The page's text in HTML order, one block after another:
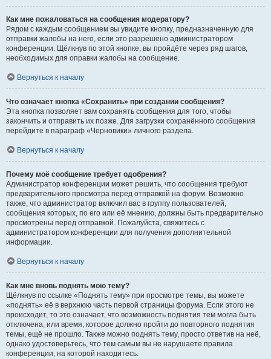
Как мне пожаловаться на сообщения модератору?
Рядом с каждым сообщением вы увидите кнопку, предназначенную для
отправки жалобы на него, если это разрешено администратором
конференции. Щёлкнув по этой кнопке, вы пройдёте через ряд шагов,
необходимых для оправки жалобы на сообщение.
Вернуться к началу
Что означает кнопка «Сохранить» при создании сообщения?
Эта кнопка позволяет вам сохранять сообщения для того, чтобы
закончить и отправить их позже. Для загрузки сохранённого сообщения
перейдите в параграф «Черновики» личного раздела.
Вернуться к началу
Почему моё сообщение требует одобрения?
Администратор конференции может решить, что сообщения требуют
предварительного просмотра перед отправкой на форум. Возможно
также, что администратор включил вас в группу пользователей,
сообщения которых, по его или её мнению, должны быть предварительно
просмотрены перед отправкой. Пожалуйста, свяжитесь с
администратором конференции для получения дополнительной
информации.
Вернуться к началу
Как мне вновь поднять мою тему?
Щёлкнув по ссылке «Поднять тему» при просмотре темы, вы можете
«поднять» её в верхнюю часть первой страницы форума. Если этого не
происходит, то это означает, что возможность поднятия тем могла быть
отключена, или время, которое должно пройти до повторного поднятия
темы, ещё не прошло. Также можно поднять тему, просто ответив на неё,
однако удостоверьтесь, что тем самым вы не нарушаете правила
конференции, на которой находитесь.